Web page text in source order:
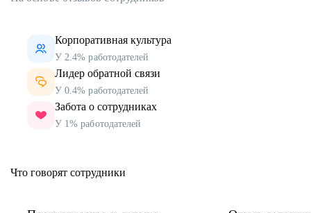
Корпоративная культура
У 2.4% работодателей
Лидер обратной связи
У 0.4% работодателей
Забота о сотрудниках
У 1% работодателей
Что говорят сотрудники